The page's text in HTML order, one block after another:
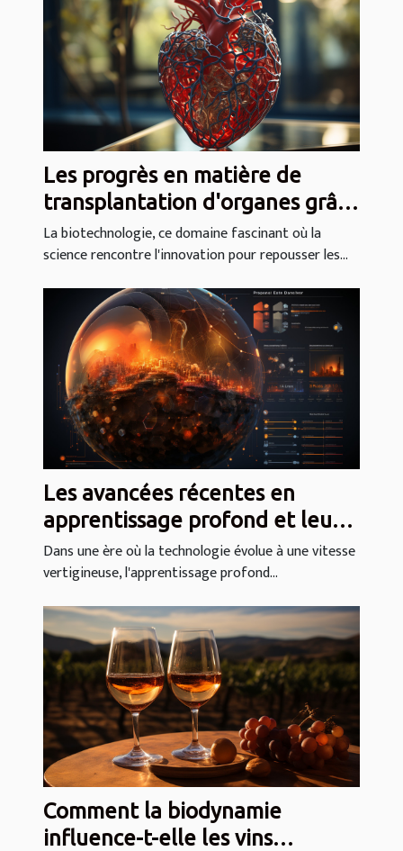
Les progrès en matière de
transplantation d'organes grâce
à la biotechnologie
La biotechnologie, ce domaine fascinant où la
science rencontre l'innovation pour repousser les...
Les avancées récentes en
apprentissage profond et leurs
applications quotidiennes
Dans une ère où la technologie évolue à une vitesse
vertigineuse, l'apprentissage profond...
Comment la biodynamie
influence-t-elle les vins